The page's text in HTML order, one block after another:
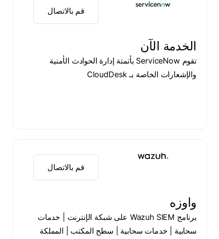
قم بالاتصال
الخدمة الآن
تقوم ServiceNow بأتمتة إدارة الحوادث الأمنية
والإشعارات الخاصة بـ CloudDesk
قم بالاتصال
واوزه
برنامج Wazuh SIEM على شبكة الإنترنت | خدمات
سحابية | خدمات سحابية | سطح المكتب | المملكة